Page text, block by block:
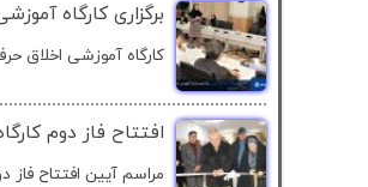
برگزاری کارگاه
کارگاه آموزشی اخلاق
افتتاح فاز دوم
مراسم آیین افتتاح فاز